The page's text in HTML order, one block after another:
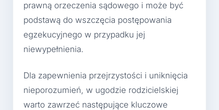
prawną orzeczenia sądowego i może być
podstawą do wszczęcia postępowania
egzekucyjnego w przypadku jej
niewypełnienia.
Dla zapewnienia przejrzystości i uniknięcia
nieporozumień, w ugodzie rodzicielskiej
warto zawrzeć następujące kluczowe